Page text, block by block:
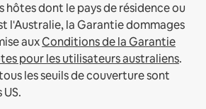
hôtes dont le pays de résidence ou
l'Australie, la Garantie dommages
auxConditions de la Garantie
pour les utilisateurs australiens.
les seuils de couverture sont